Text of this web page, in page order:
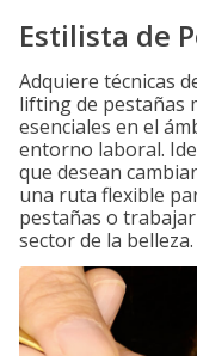
Estilista de
Adquiere técnicas
lifting de pestañas
esenciales en el
entorno laboral.
que desean
una ruta flexible
pestañas o
sector de la belleza.